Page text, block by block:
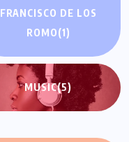
FRANCISCO DE LOS
ROMO(1)
MUSIC(5)